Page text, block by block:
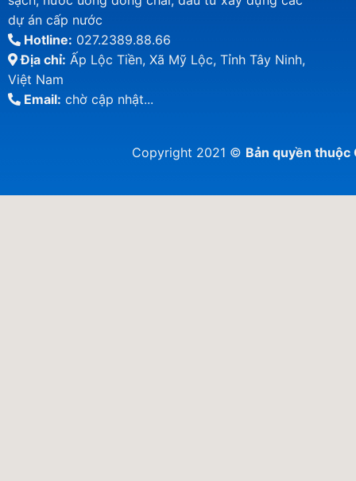
dự án cấp nước
Hotline: 027.2389.88.66
Địa chỉ: Ấp Lộc Tiền, Xã Mỹ Lộc, Tỉnh Tây Ninh,
Việt Nam
Email: chờ cập nhật...
Copyright 2021 © Bản quyền thuộc